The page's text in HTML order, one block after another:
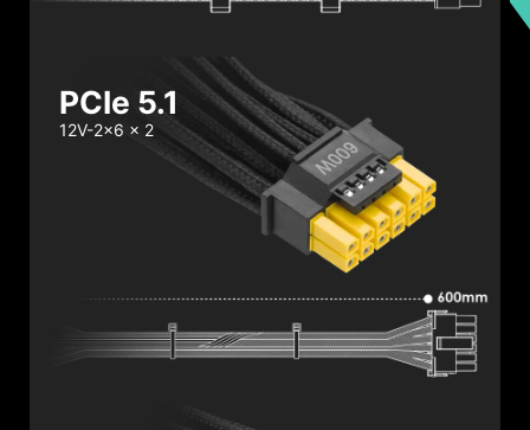
PCIe 5.1
12V-2x6 x 2